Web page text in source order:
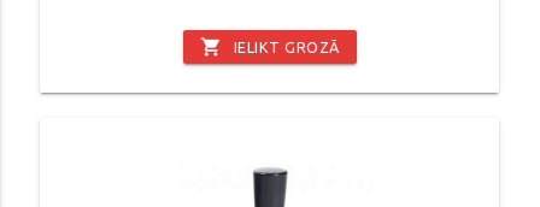
shopping_cart IELIKT GROZĀ